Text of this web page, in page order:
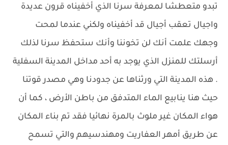
تبدو متعطشا لمعرفة سرنا الذي أخفيناه قرون عديدة
واجيال تعقب أجيال قد أخفيناه ولكني عندما لمحت
وجهك علمت أنك لن تخوننا وأنك ستحفظ سرنا لذلك
أرسلتك للمنزل الذي يوجد به أحد مداخل المدينة السفلية
. هذه المدينة التي ورثناها عن جدودنا وهي مصدر قوتنا
حيث هنا ينابيع الماء المتدفق من باطن الأرض ، كما أن
هواء المكان غير ملوث بالمرة نهائيا فقد تم بناء المكان
عن طريق أمهر العفاريت ومهندسيهم والتي تسمح